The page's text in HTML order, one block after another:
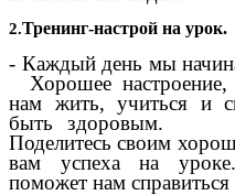
2.Тренинг-настрой на урок.
- Каждый день мы
Хорошее настроение,
нам жить, учиться и
быть здоровым.
Поделитесь своим
вам успеха на
поможет нам